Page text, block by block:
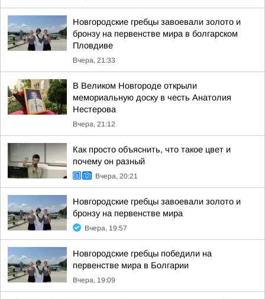
Новгородские гребцы завоевали золото и
бронзу на первенстве мира в болгарском
Пловдиве
Вчера, 21:33
В Великом Новгороде открыли
мемориальную доску в честь Анатолия
Нестерова
Вчера, 21:12
Как просто объяснить, что такое цвет и
почему он разный
Вчера, 20:21
Новгородские гребцы завоевали золото и
бронзу на первенстве мира
Вчера, 19:57
Новгородские гребцы победили на
первенстве мира в Болгарии
Вчера, 19:09